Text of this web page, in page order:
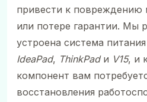
привести к повреждению
или потере гарантии. Мы
устроена система
IdeaPad, ThinkPadи V15, и
компонент вам
восстановления